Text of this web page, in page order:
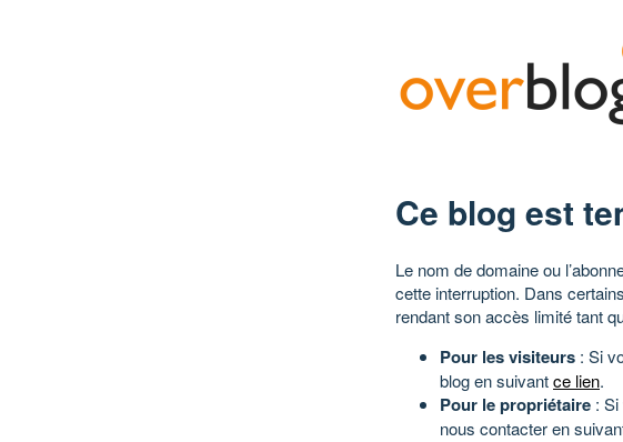
Ce blog est
Le nom de domaine ou
cette interruption. Dans
rendant son accès limité tant
Pour les visiteurs : Si
blog en suivantce lien.
Pour le propriétaire :
nous contacter en